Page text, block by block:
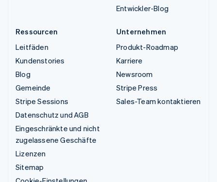
Entwickler-Blog
Ressourcen
Leitfäden
Kundenstories
Blog
Gemeinde
Stripe Sessions
Datenschutz und AGB
Eingeschränkte und nicht
zugelassene Geschäfte
Lizenzen
Sitemap
Unternehmen
Produkt-Roadmap
Karriere
Newsroom
Stripe Press
Sales-Team kontaktieren